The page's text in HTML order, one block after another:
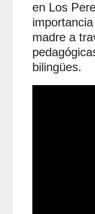
en Los
madre a
bilingües.